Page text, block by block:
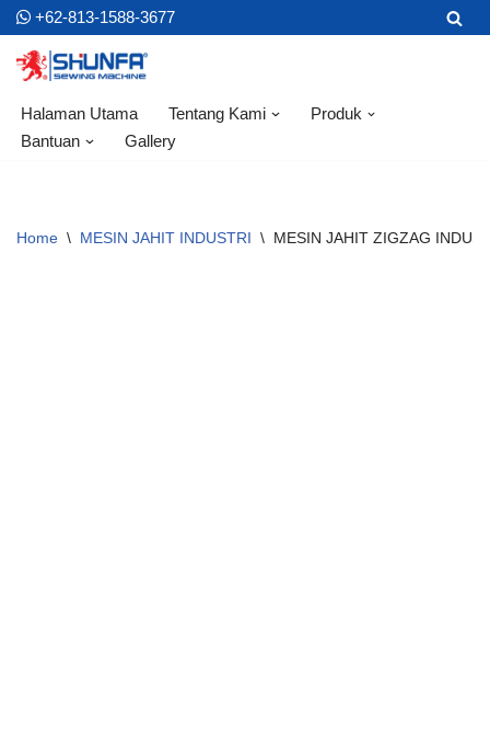
Skip
to
content
+62-813-1588-3677
Halaman Utama Tentang Kami
Produk
Bantuan
Gallery
Home \ MESIN JAHIT INDUSTRI \ MESIN JAHIT ZIGZAG